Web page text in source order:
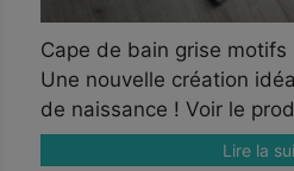
Cape de bain grise motifs
Une nouvelle création
de naissance ! Voir le
Lire la